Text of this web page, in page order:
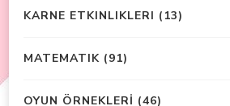
KARNE ETKINLIKLERI (13)
MATEMATIK (91)
OYUN ÖRNEKLERİ (46)